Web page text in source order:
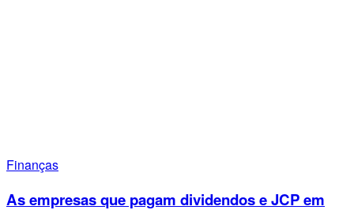
Finanças
As empresas que pagam dividendos e JCP em